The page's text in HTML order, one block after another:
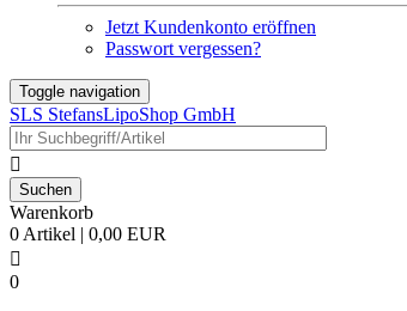
Jetzt Kundenkonto eröffnen
Passwort vergessen?
Toggle navigation
SLS StefansLipoShop GmbH

Warenkorb
0 Artikel | 0,00 EUR

0